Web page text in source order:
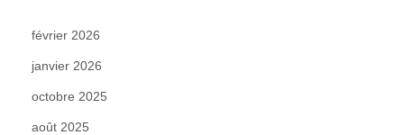
février 2026
janvier 2026
octobre 2025
août 2025